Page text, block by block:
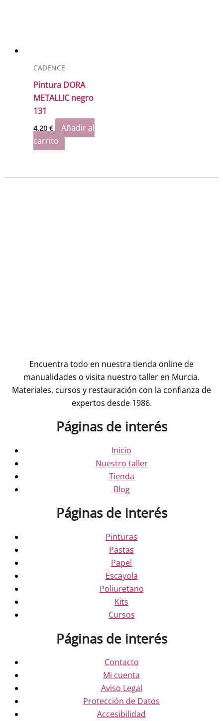
CADENCE
Pintura DORA
METALLIC negro
131
4.20€
Añadir al
carrito
Encuentra todo en nuestra tienda online de
manualidades o visita nuestro taller en Murcia.
Materiales, cursos y restauración con la confianza de
expertos desde 1986.
Páginas de interés
Inicio
Nuestro taller
Tienda
Blog
Páginas de interés
Pinturas
Pastas
Papel
Escayola
Poliuretano
Kits
Cursos
Páginas de interés
Contacto
Mi cuenta
Aviso Legal
Protección de Datos
Accesibilidad